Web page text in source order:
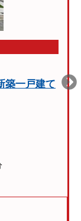
築一戸建て